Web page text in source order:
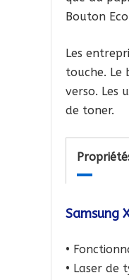
Bouton
Les
touche. Le
verso. Les
de toner.
Samsung
•
• Laser de